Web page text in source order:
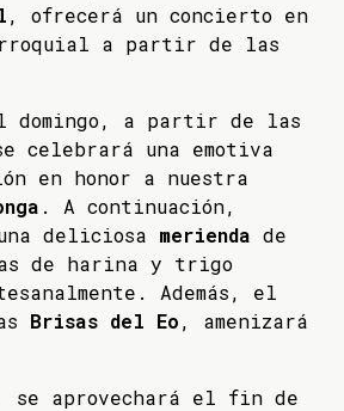
, ofrecerá un concierto en
a partir de las
domingo, a partir de las
celebrará una emotiva
en honor a nuestra
. A continuación,
deliciosa merienda de
de harina y trigo
Además, el
Brisas del Eo, amenizará
se aprovechará el fin de